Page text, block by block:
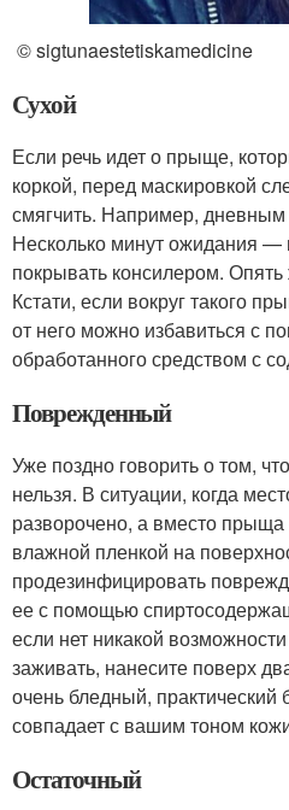
© sigtunaestetiskamedicine
Сухой
Если речь идет о прыще,
коркой, перед маскировкой
смягчить. Например,
Несколько минут ожидания —
покрывать консилером.
Кстати, если вокруг такого
от него можно избавиться с
обработанного средством с
Поврежденный
Уже поздно говорить о том,
нельзя. В ситуации, когда
разворочено, а вместо прыща
влажной пленкой на
продезинфицировать
ее с помощью
если нет никакой
заживать, нанесите поверх
очень бледный,
совпадает с вашим тоном
Остаточный